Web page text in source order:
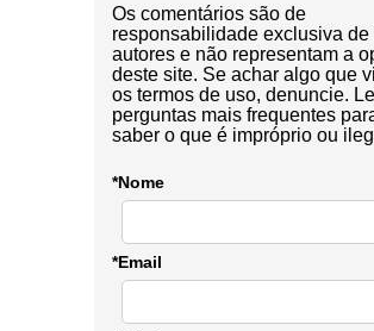
Os comentários são de
responsabilidade exclusiva de
autores e não representam a
deste site. Se achar algo que
os termos de uso, denuncie.
perguntas mais frequentes
saber o que é impróprio ou
*Nome
*Email